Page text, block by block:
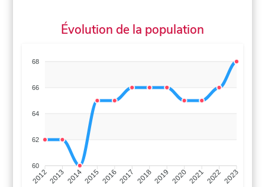
Évolution de la population
68
66
64
62
60
20122013 20142015 20162017 20182019 20202021 2022 2023